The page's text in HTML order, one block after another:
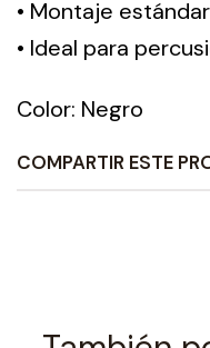
• Montaje
• Ideal para
Color: Negro
COMPARTIR ESTE